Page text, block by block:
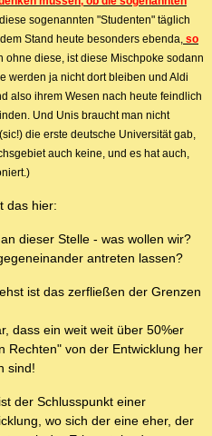
diese sogenannten "Studenten" täglich
Stand heute besonders ebenda, so
ohne diese, ist diese Mischpoke sodann
werden ja nicht dort bleiben und Aldi
also ihrem Wesen nach heute feindlich
Und Unis braucht man nicht
die erste deutsche Universität gab,
auch keine, und es hat auch,
das hier:
dieser Stelle - was wollen wir?
antreten lassen?
ist das zerfließen der Grenzen
dass ein weit weit über 50%er
Rechten" von der Entwicklung her
sind!
der Schlusspunkt einer
wo sich der eine eher, der